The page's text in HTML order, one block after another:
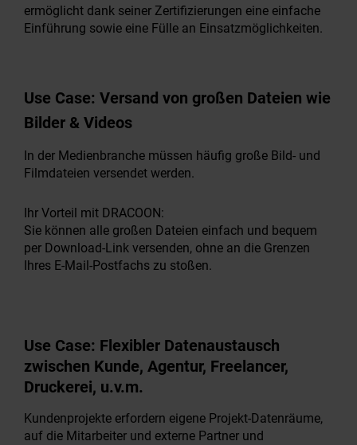
ermöglicht dank seiner Zertifizierungen eine einfache
Einführung sowie eine Fülle an Einsatzmöglichkeiten.
Use Case: Versand von großen Dateien wie
Bilder & Videos
In der Medienbranche müssen häufig große Bild- und
Filmdateien versendet werden.
Ihr Vorteil mit DRACOON:
Sie können alle großen Dateien einfach und bequem
per Download-Link versenden, ohne an die Grenzen
Ihres E-Mail-Postfachs zu stoßen.
Use Case: Flexibler Datenaustausch
zwischen Kunde, Agentur, Freelancer,
Druckerei, u.v.m.
Kundenprojekte erfordern eigene Projekt-Datenräume,
auf die Mitarbeiter und externe Partner und